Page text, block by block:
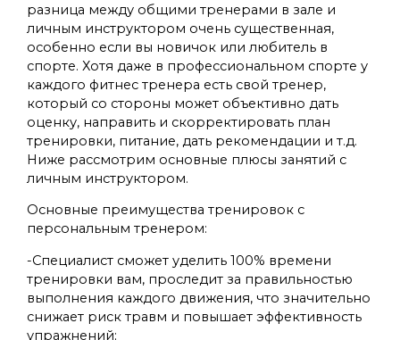
разница между общими тренерами в зале и
личным инструктором очень существенная,
особенно если вы новичок или любитель в
спорте. Хотя даже в профессиональном спорте у
каждого фитнес тренера есть свой тренер,
который со стороны может объективно дать
оценку, направить и скорректировать план
тренировки, питание, дать рекомендации и т.д.
Ниже рассмотрим основные плюсы занятий с
личным инструктором.
Основные преимущества тренировок с
персональным тренером:
-Специалист сможет уделить 100% времени
тренировки вам, проследит за правильностью
выполнения каждого движения, что значительно
снижает риск травм и повышает эффективность
упражнений;